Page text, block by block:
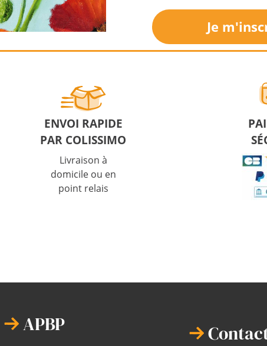
Je
ENVOI RAPIDE
PAR COLISSIMO
Livraison à
domicile ou en
point relais
APBP